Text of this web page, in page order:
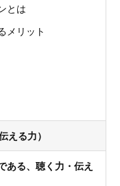
とは
メリット
える力）
ある、聴く力・伝え